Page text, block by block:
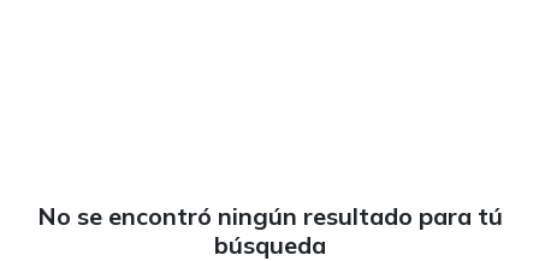
No se encontró ningún resultado para tú
búsqueda